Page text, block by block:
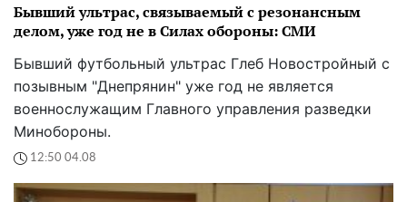
Бывший ультрас, связываемый с резонансным
делом, уже год не в Силах обороны: СМИ
Бывший футбольный ультрас Глеб Новостройный с
позывным "Днепрянин" уже год не является
военнослужащим Главного управления разведки
Минобороны.
12:50 04.08